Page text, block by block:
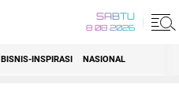
SABTU
8 08 2026
BISNIS-INSPIRASI NASIONAL